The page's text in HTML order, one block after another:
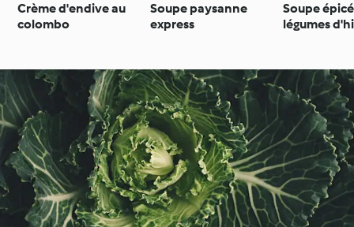
Crème d'endive au
colombo
Soupe paysanne
express
Soupe
légumes